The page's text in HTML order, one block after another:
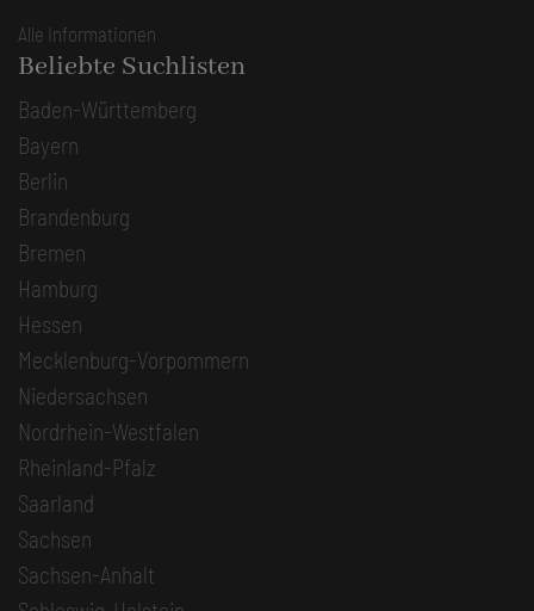
Alle Informationen
Beliebte Suchlisten
Baden-Württemberg
Bayern
Berlin
Brandenburg
Bremen
Hamburg
Hessen
Mecklenburg-Vorpommern
Niedersachsen
Nordrhein-Westfalen
Rheinland-Pfalz
Saarland
Sachsen
Sachsen-Anhalt